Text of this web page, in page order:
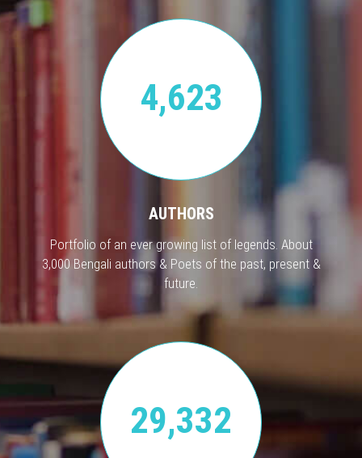
4,623
AUTHORS
Portfolio of an ever growing list of legends. About
3,000 Bengali authors & Poets of the past, present &
future.
29,332